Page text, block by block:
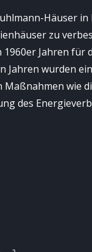
Häuser
zu
Jahren
Jahren wurden
wie
des